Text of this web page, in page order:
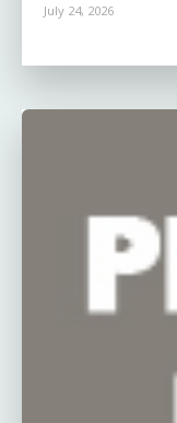
July 24, 2026